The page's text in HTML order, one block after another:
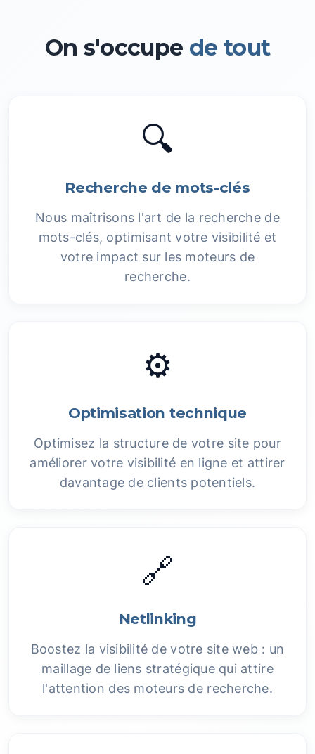
On s'occupe de tout
🔍
Recherche de mots-clés
Nous maîtrisons l'art de la recherche de
mots-clés, optimisant votre visibilité et
votre impact sur les moteurs de
recherche.
⚙️
Optimisation technique
Optimisez la structure de votre site pour
améliorer votre visibilité en ligne et attirer
davantage de clients potentiels.
🔗
Netlinking
Boostez la visibilité de votre site web : un
maillage de liens stratégique qui attire
l'attention des moteurs de recherche.